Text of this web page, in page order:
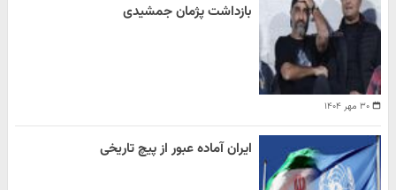
۳۰ مهر ۱۴۰۴
بازداشت پژمان جمشیدی
ایران آماده عبور از پیچ تاریخی